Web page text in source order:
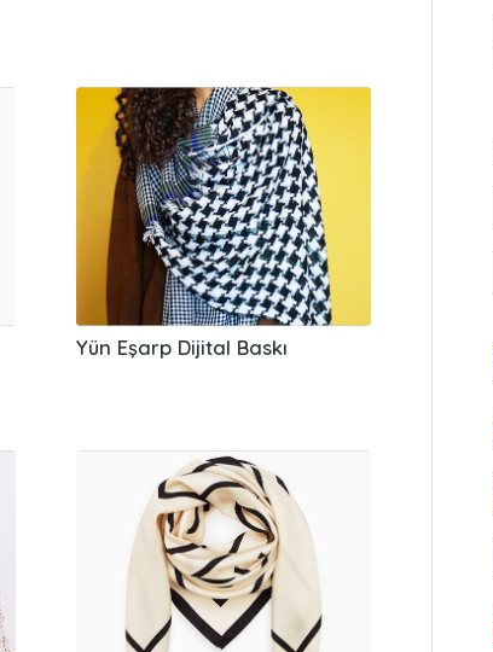
Yün Eşarp Dijital Baskı